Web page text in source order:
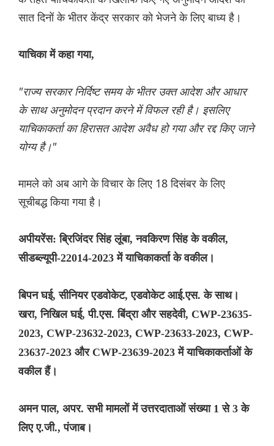
सात दिनों के भीतर केंद्र सरकार को भेजने के लिए बाध्य है।
याचिका में कहा गया,
"राज्य सरकार निर्दिष्ट समय के भीतर उक्त आदेश और आधार
के साथ अनुमोदन प्रदान करने में विफल रही है। इसलिए
याचिकाकर्ता का हिरासत आदेश अवैध हो गया और रद्द किए जाने
योग्य है।"
मामले को अब आगे के विचार के लिए 18 दिसंबर के लिए
सूचीबद्ध किया गया है।
अपीयरेंस: ब्रिजिंदर सिंह लूंबा, नवकिरण सिंह के वकील,
सीडब्ल्यूपी-22014-2023 में याचिकाकर्ता के वकील।
बिपन घई, सीनियर एडवोकेट, एडवोकेट आई.एस. के साथ।
खरा, निखिल घई, पी.एस. बिंद्रा और सहदेवी, CWP-23635-
2023, CWP-23632-2023, CWP-23633-2023, CWP-
23637-2023 और CWP-23639-2023 में याचिकाकर्ताओं के
वकील हैं।
अमन पाल, अपर. सभी मामलों में उत्तरदाताओं संख्या 1 से 3 के
लिए ए.जी., पंजाब।